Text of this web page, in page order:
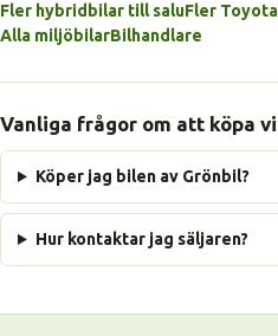
Fler hybridbilar till saluFler
Alla miljöbilarBilhandlare
Vanliga frågor om att köpa
Köper jag bilen av Grönbil?
Hur kontaktar jag säljaren?